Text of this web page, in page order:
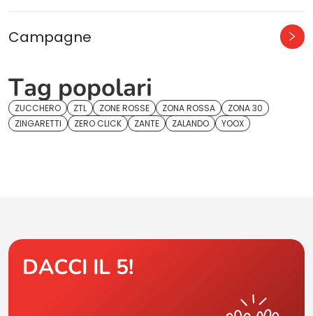
Campagne
Tag popolari
ZUCCHERO ZTL ZONE ROSSE ZONA ROSSA
ZONA 30
ZINGARETTI
ZERO CLICK ZANTE ZALANDO YOOX
DACCI IL 5!